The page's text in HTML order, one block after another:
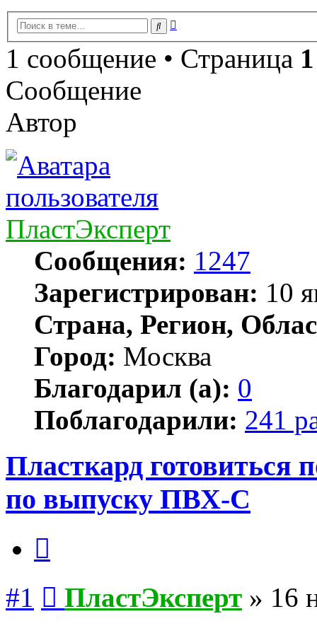
Поиск
1 сообщение • Страница 1
Сообщение
Автор
ПластЭксперт
Сообщения: 1247
Зарегистрирован: 10
Страна, Регион,
Город: Москва
Благодарил (а): 0
Поблагодарили: 241
Пласткард готовиться
по выпуску ПВХ-С
#1 ПластЭксперт » 16